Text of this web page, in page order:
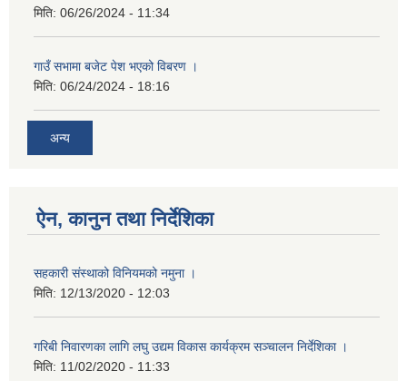
मिति: 06/26/2024 - 11:34
गाउँ सभामा बजेट पेश भएको विबरण ।
मिति: 06/24/2024 - 18:16
अन्य
ऐन, कानुन तथा निर्देशिका
सहकारी संस्थाको विनियमको नमुना ।
मिति: 12/13/2020 - 12:03
गरिबी निवारणका लागि लघु उद्यम विकास कार्यक्रम सञ्चालन निर्देशिका ।
मिति: 11/02/2020 - 11:33